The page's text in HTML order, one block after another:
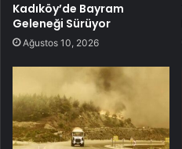
Kadıköy’de Bayram
Geleneği Sürüyor
Ağustos 10, 2026